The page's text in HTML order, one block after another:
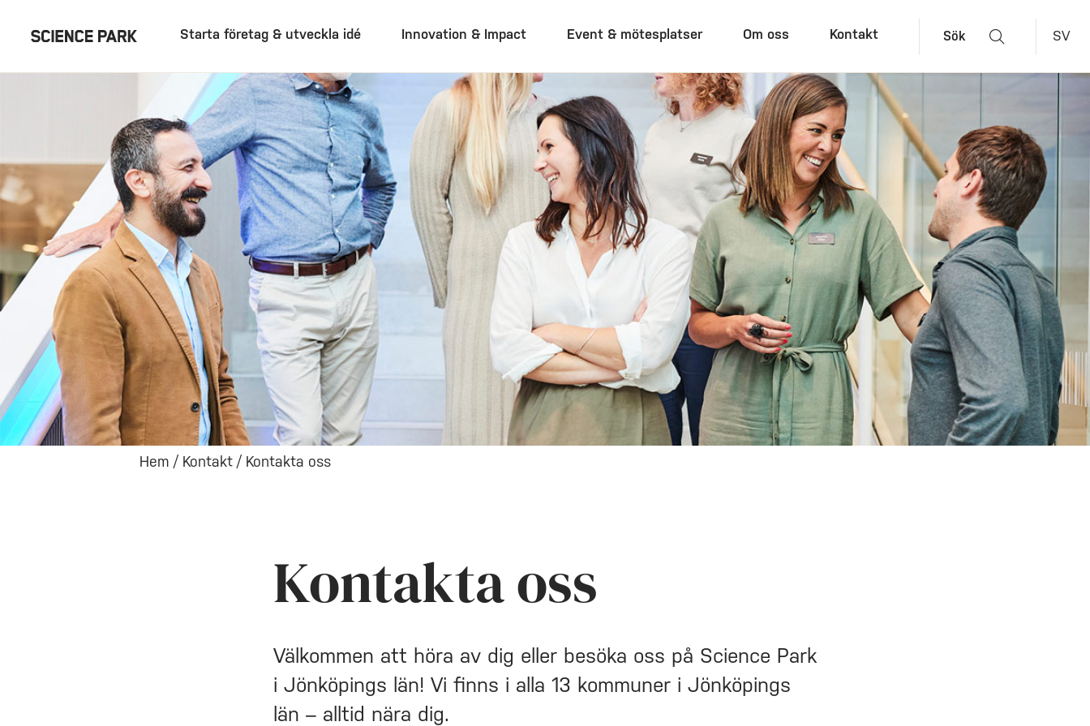
Starta företag & utveckla idé Innovation & Impact Event & mötesplatser Om oss Kontakt Sök SV
Hem / Kontakt/ Kontakta oss
Kontakta oss
Välkommen att höra av dig eller besöka oss på Science Park
i Jönköpings län! Vi finns i alla 13 kommuner i Jönköpings
län – alltid nära dig.